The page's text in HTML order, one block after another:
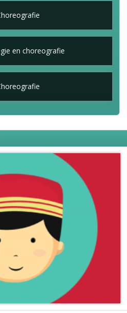
en choreografie